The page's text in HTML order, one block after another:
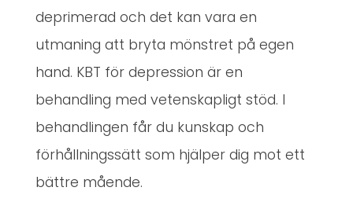
deprimerad och det kan vara en
utmaning att bryta mönstret på egen
hand. KBT för depression är en
behandling med vetenskapligt stöd. I
behandlingen får du kunskap och
förhållningssätt som hjälper dig mot ett
bättre mående.